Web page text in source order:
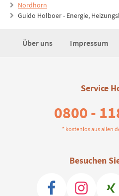
Nordhorn
Guido Holboer - Energie,
Über uns Impressum
Service
0800 -
* kostenlos aus allen
Besuchen